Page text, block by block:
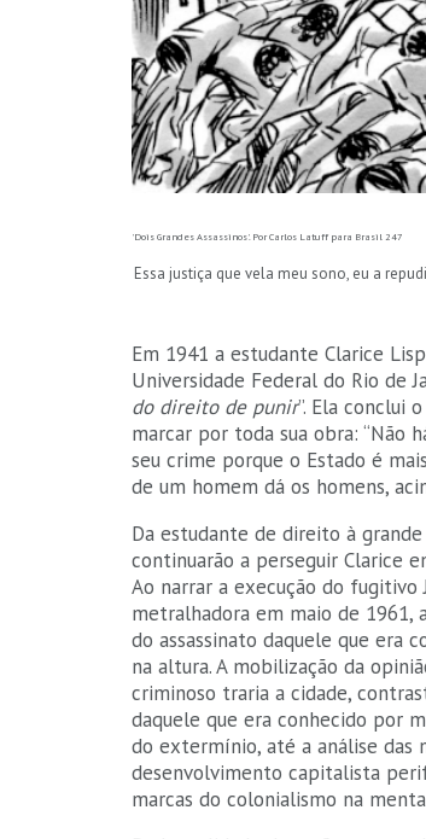
'Dois Grandes Assassinos'. Por Carlos Latuff para Brasil 247
Essa justiça que vela meu sono, eu a
Em 1941 a estudante Clarice
Universidade Federal do Rio de
do direito de punir”. Ela conclui
marcar por toda sua obra: “Não
seu crime porque o Estado é
de um homem dá os homens,
Da estudante de direito à
continuarão a perseguir Clarice
Ao narrar a execução do fugitivo
metralhadora em maio de
do assassinato daquele que era
na altura. A mobilização da
criminoso traria a cidade,
daquele que era conhecido por
do extermínio, até a análise das
desenvolvimento capitalista
marcas do colonialismo na